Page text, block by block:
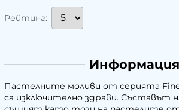
Рейтинг:
Информация
Пастелните моливи от серията Fine
са изключително здрави. Съставът